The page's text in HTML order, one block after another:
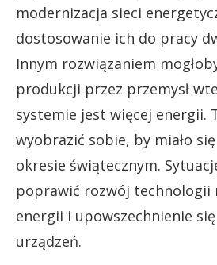
modernizacja sieci
dostosowanie ich do pracy
Innym rozwiązaniem
produkcji przez przemysł
systemie jest więcej energii.
wyobrazić sobie, by miało
okresie świątecznym.
poprawić rozwój technologii
energii i upowszechnienie
urządzeń.